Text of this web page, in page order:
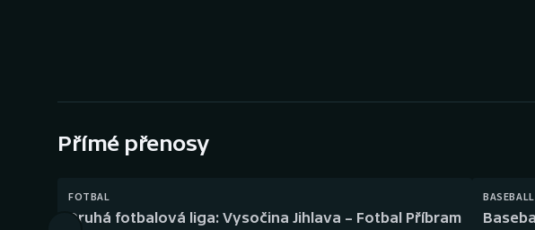
Gymnastika Plážový
Přímé přenosy
FOTBAL
Druhá fotbalová liga: Vysočina Jihlava – Fotbal Příbram